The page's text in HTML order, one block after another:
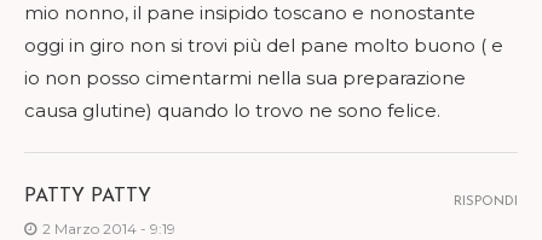
mio nonno, il pane insipido toscano e nonostante
oggi in giro non si trovi più del pane molto buono ( e
io non posso cimentarmi nella sua preparazione
causa glutine) quando lo trovo ne sono felice.
PATTY PATTY
2 Marzo 2014 - 9:19
RISPONDI